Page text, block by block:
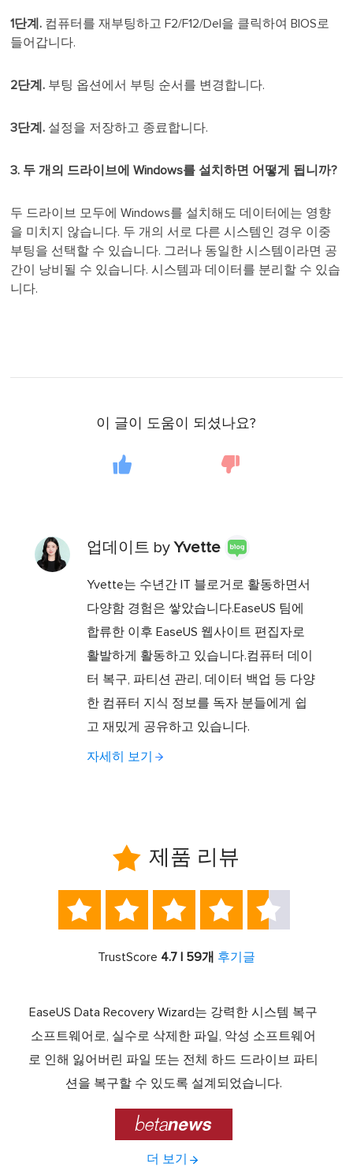
1단계. 컴퓨터를 재부팅하고 F2/F12/Del을 클릭하여 BIOS로
들어갑니다.
2단계. 부팅 옵션에서 부팅 순서를 변경합니다.
3단계. 설정을 저장하고 종료합니다.
3. 두 개의 드라이브에 Windows를 설치하면 어떻게 됩니까?
두 드라이브 모두에 Windows를 설치해도 데이터에는 영향
을 미치지 않습니다. 두 개의 서로 다른 시스템인 경우 이중
부팅을 선택할 수 있습니다. 그러나 동일한 시스템이라면 공
간이 낭비될 수 있습니다. 시스템과 데이터를 분리할 수 있습
니다.
이 글이 도움이 되셨나요?
업데이트 byYvette
Yvette는 수년간 IT 블로거로 활동하면서
다양함 경험은 쌓았습니다.EaseUS 팀에
합류한 이후 EaseUS 웹사이트 편집자로
활발하게 활동하고 있습니다.컴퓨터 데이
터 복구, 파티션 관리, 데이터 백업 등 다양
한 컴퓨터 지식 정보를 독자 분들에게 쉽
고 재밌게 공유하고 있습니다.
자세히 보기
 제품 리뷰
    
TrustScore 4.7 | 59개 후기글
EaseUS Data Recovery Wizard는 강력한 시스템 복구
소프트웨어로, 실수로 삭제한 파일, 악성 소프트웨어
로 인해 잃어버린 파일 또는 전체 하드 드라이브 파티
션을 복구할 수 있도록 설계되었습니다.

더 보기